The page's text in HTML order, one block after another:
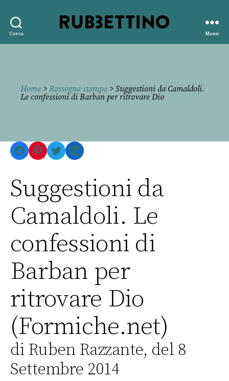
Cerca
editore
Menu
Home > Rassegna stampa> Suggestioni da Camaldoli.
Le confessioni di Barban per ritrovare Dio
Facebook
Pinterest
TwitterLinkedIn
Suggestioni da
Camaldoli. Le
confessioni di
Barban per
ritrovare Dio
(Formiche.net)
di Ruben Razzante, del 8
Settembre 2014